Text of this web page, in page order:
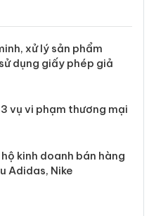
minh, xử lý sản phẩm
x3 sử dụng giấy phép
7